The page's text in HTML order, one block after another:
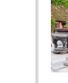
tiến